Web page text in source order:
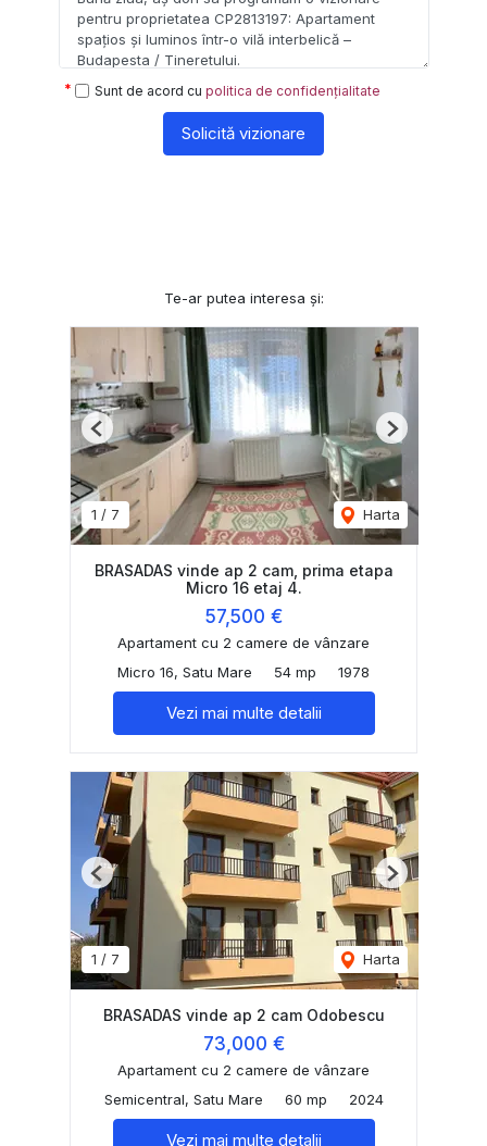
Sunt de acord cu politica de confidențialitate
Solicită vizionare
Te-ar putea interesa și:
1 / 7 Harta
Previous Next
BRASADAS vinde ap 2 cam, prima etapa
Micro 16 etaj 4.
57,500 €
Apartament cu 2 camere de vânzare
Micro 16, Satu Mare
54 mp 1978
Vezi mai multe detalii
1 / 7 Harta
Previous Next
BRASADAS vinde ap 2 cam Odobescu
73,000 €
Apartament cu 2 camere de vânzare
Semicentral, Satu Mare
60 mp 2024
Vezi mai multe detalii